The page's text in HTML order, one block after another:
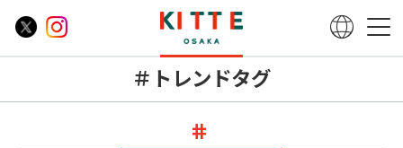
＃トレンドタグ